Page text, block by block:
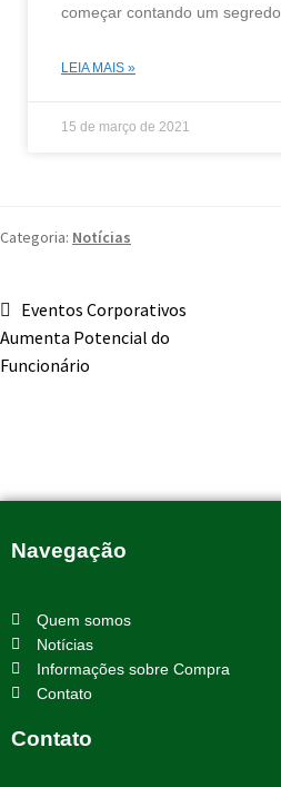
começar contando um segredo.
LEIA MAIS »
15 de março de 2021
Categoria: Notícias
Eventos Corporativos
Aumenta Potencial do
Funcionário
Navegação
Quem somos
Notícias
Informações sobre Compra
Contato
Contato